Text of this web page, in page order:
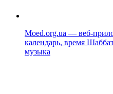
Moed.org.ua — веб-
календарь, время
музыка